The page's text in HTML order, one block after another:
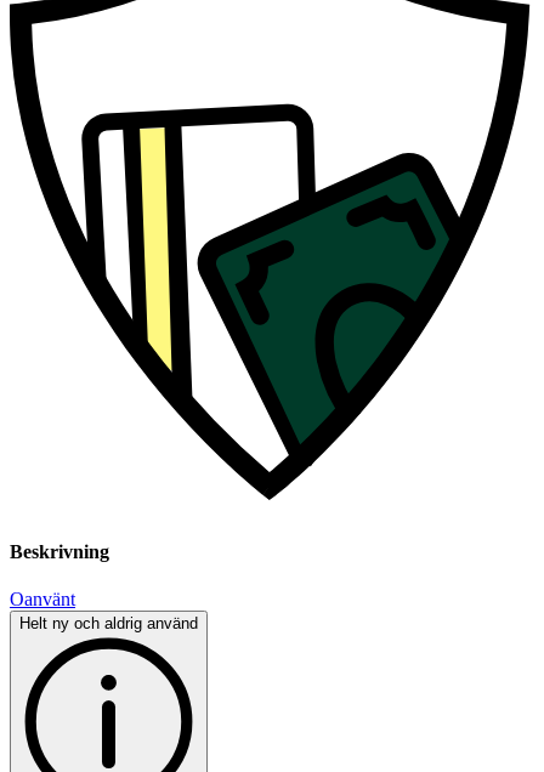
Beskrivning
Oanvänt
Helt ny och aldrig använd